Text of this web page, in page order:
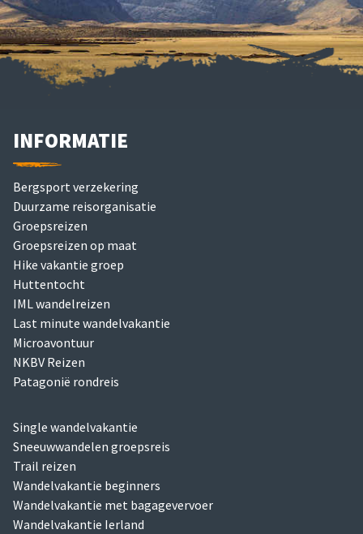
INFORMATIE
Bergsport verzekering
Duurzame reisorganisatie
Groepsreizen
Groepsreizen op maat
Hike vakantie groep
Huttentocht
IML wandelreizen
Last minute wandelvakantie
Microavontuur
NKBV Reizen
Patagonië rondreis
Single wandelvakantie
Sneeuwwandelen groepsreis
Trail reizen
Wandelvakantie beginners
Wandelvakantie met bagagevervoer
Wandelvakantie Ierland